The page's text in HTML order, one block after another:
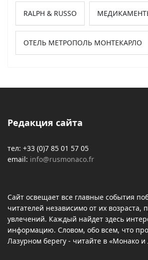
RALPH & RUSSO
ОТЕЛЬ МЕТРОПОЛЬ МОНТЕКАРЛО
Редакция сайта
тел: +33 (0)7 85 01 57 05
email: info@rusmonaco.fr
Сайт освещает все главные события
читателей независимо от их возраста,
увлечений. Каждый найдет здесь
информацию. Словом, обо всем, что
Лазурном берегу - читайте в «Монако